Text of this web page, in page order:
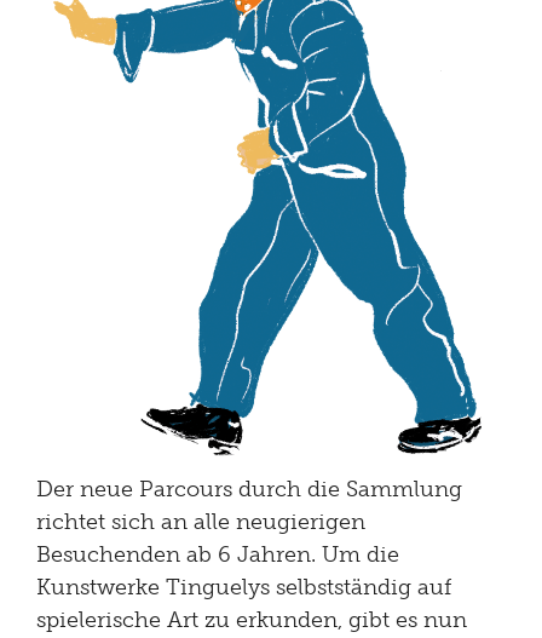
Der neue Parcours durch die Sammlung
richtet sich an alle neugierigen
Besuchenden ab 6 Jahren. Um die
Kunstwerke Tinguelys selbstständig auf
spielerische Art zu erkunden, gibt es nun